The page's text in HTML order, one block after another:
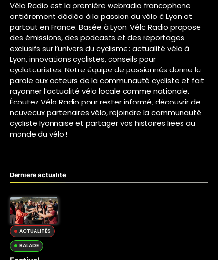
Vélo Radio est la première webradio francophone
entièrement dédiée à la passion du vélo à Lyon et
partout en France. Basée à Lyon, Vélo Radio propose
des émissions, des podcasts et des reportages
exclusifs sur l’univers du cyclisme : actualité vélo à
Lyon, innovations cyclistes, conseils pour
cyclotouristes. Notre équipe de passionnés donne la
parole aux acteurs de la communauté cycliste et fait
rayonner l’actualité vélo locale comme nationale.
Écoutez Vélo Radio pour rester informé, découvrir de
nouveaux partenaires vélo, rejoindre la communauté
cycliste lyonnaise et partager vos histoires liées au
monde du vélo !
Dernière actualité
ACTUALITÉS
BALADE